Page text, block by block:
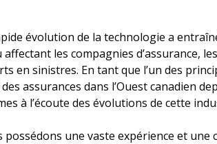
évolution de la technologie a
affectant les compagnies d’assurance,
en sinistres. En tant que l’un des
assurances dans l’Ouest canadien
à l’écoute des évolutions de cette
possédons une vaste expérience et